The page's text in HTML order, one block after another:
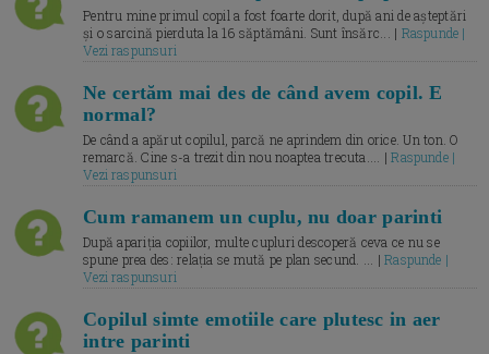
Pentru mine primul copil a fost foarte dorit, după ani de așteptări
și o sarcină pierduta la 16 săptămâni. Sunt însărc... | Raspunde |
Vezi raspunsuri
Ne certăm mai des de când avem copil. E
normal?
De când a apărut copilul, parcă ne aprindem din orice. Un ton. O
remarcă. Cine s-a trezit din nou noaptea trecuta.... |Raspunde |
Vezi raspunsuri
Cum ramanem un cuplu, nu doar parinti
După apariția copiilor, multe cupluri descoperă ceva ce nu se
spune prea des: relația se mută pe plan secund. ... |Raspunde |
Vezi raspunsuri
Copilul simte emotiile care plutesc in aer
intre parinti